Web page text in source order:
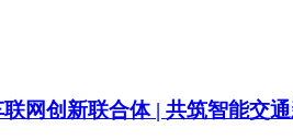
网创新联合体 | 共筑智能交